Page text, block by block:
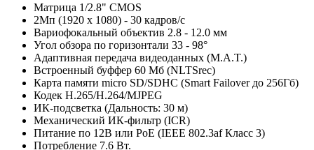
Матрица 1/2.8" CMOS
2Мп (1920 x 1080) - 30 кадров/с
Вариофокальный объектив 2.8 - 12.0 мм
Угол обзора по горизонтали 33 - 98°
Адаптивная передача видеоданных (M.A.T.)
Встроенный буффер 60 Мб (NLTSrec)
Карта памяти micro SD/SDHC (Smart Failover до 256Гб)
Кодек H.265/H.264/MJPEG
ИК-подсветка (Дальность: 30 м)
Механический ИК-фильтр (ICR)
Питание по 12В или PoE (IEEE 802.3af Класс 3)
Потребление 7.6 Вт.